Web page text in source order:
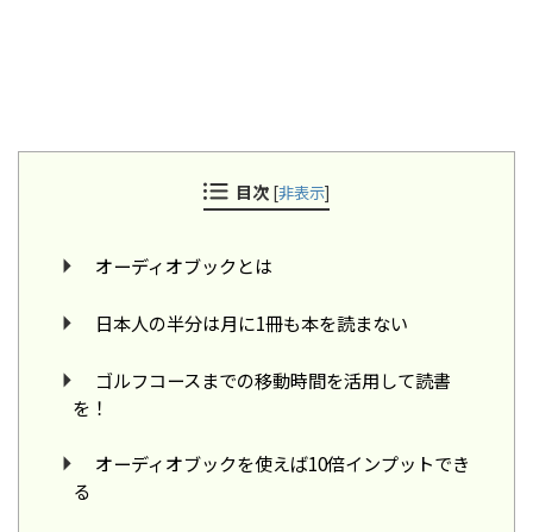
目次 [非表示]
オーディオブックとは
日本人の半分は月に1冊も本を読まない
ゴルフコースまでの移動時間を活用して読書
を！
オーディオブックを使えば10倍インプットでき
る